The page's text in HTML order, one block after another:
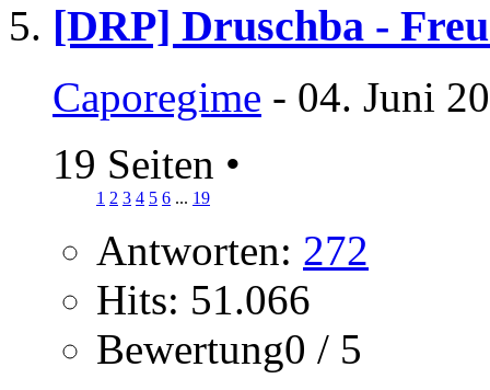
[DRP] Druschba -
Caporegime - 04. Juni
19 Seiten •
1 2 3 4 5 6 ... 19
Antworten: 272
Hits: 51.066
Bewertung0 / 5